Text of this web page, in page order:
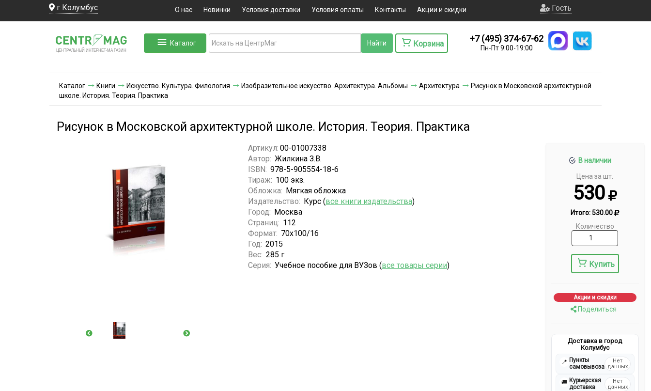
г Колумбус О нас Новинки Условия доставки Условия оплаты Контакты Акции и скидки Гость
ЦЕНТРАЛЬНЫЙ ИНТЕРНЕТ-МА ГАЗИН
Каталог Корзина
+7 (495) 374-67-62
Пн-Пт 9:00-19:00
Каталог Книги Искусство. Культура. Филология Изобразительное искусство. Архитектура. Альбомы Архитектура
Рисунок в Московской архитектурной
школе. История. Теория. Практика
Рисунок в Московской архитектурной школе. История. Теория. Практика
В наличии
Цена за шт.
530
Итого:530.00
Количество
Купить
Акции и скидки
Поделиться
Доставка в город
Колумбус
📍 Пункты
самовывоза
Нет
данных
🚚 Курьерская
доставка
Нет
данных
Артикул: 00-01007338
Автор: Жилкина З.В.
ISBN: 978-5-905554-18-6
Тираж: 100 экз.
Обложка: Мягкая обложка
Издательство: Курс (все книги издательства)
Город: Москва
Страниц: 112
Формат: 70х100/16
Год: 2015
Вес: 285 г
Серия: Учебное пособие для ВУЗов (все товары серии)